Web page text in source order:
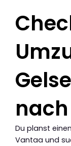
Du planst
Vantaa und